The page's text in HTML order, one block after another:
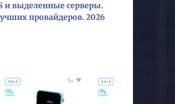
и выделенные серверы.
провайдеров. 2026